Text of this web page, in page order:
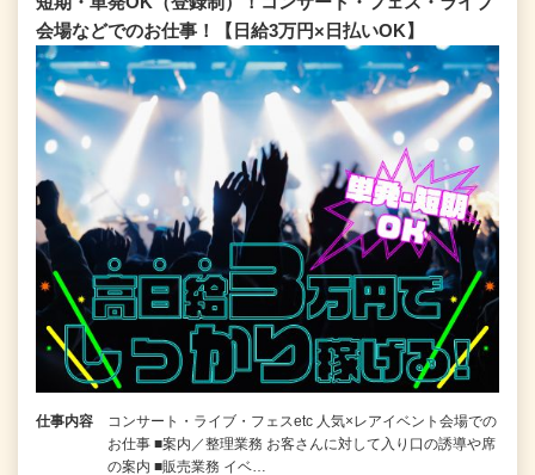
会場などでのお仕事！【日給3万円×日払いOK】
仕事内容
コンサート・ライブ・フェスetc 人気×レアイベント会場での
お仕事 ■案内／整理業務 お客さんに対して入り口の誘導や席
の案内 ■販売業務 イベ…